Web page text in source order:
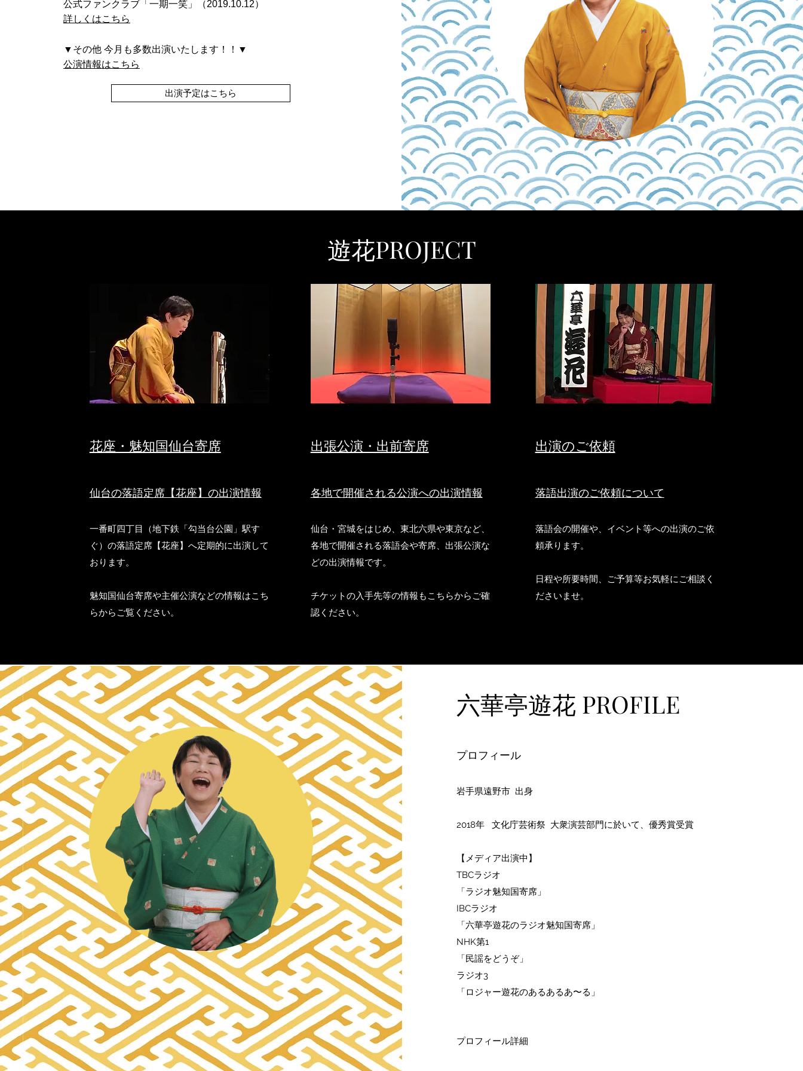
公式ファンクラブ「一期一笑」（2019.10.12）
詳しくはこちら
▼その他 今月も多数出演いたします！！▼
公演情報はこちら
出演予定はこちら
​遊花PROJECT
花座・魅知国仙台寄席
仙台の落語定席【花座】の出演情報
一番町四丁目（地下鉄「勾当台公園」駅す
ぐ）の落語定席【花座】へ定期的に出演して
おります。
​魅知国仙台寄席や主催公演などの情報はこち
らからご覧ください。
​出張公演・出前寄席
​各地で開催される公演への出演情報
仙台・宮城をはじめ、東北六県や東京など、
各地で開催される落語会や寄席、出張公演な
どの出演情報です。
​チケットの入手先等の情報もこちらからご確
認ください。
出演のご依頼
​落語出演のご依頼について
落語会の開催や、イベント等への出演のご依
頼承ります。
日程や所要時間​、ご予算等お気軽にご相談く
ださいませ。
​六華亭遊花 PROFILE
​​プロフィール
岩手県遠野市 出身
2018年 文化庁芸術祭 大衆演芸部門に於いて、優秀賞受賞
​【メディア出演中】
TBCラジオ
「ラジオ魅知国寄席」
IBCラジオ
「六華亭遊花のラジオ魅知国寄席」
NHK第1
「民謡をどうぞ」
ラジオ3
​「ロジャー遊花のあるあるあ〜る」
プロフィール詳細